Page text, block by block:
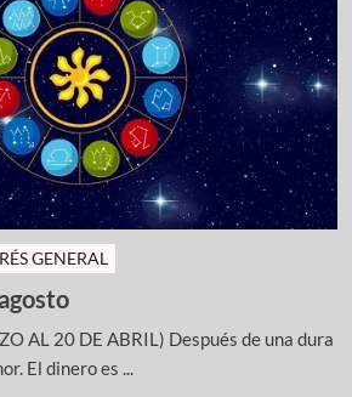
GENERAL
AL 20 DE ABRIL) Después de una dura
El dinero es ...